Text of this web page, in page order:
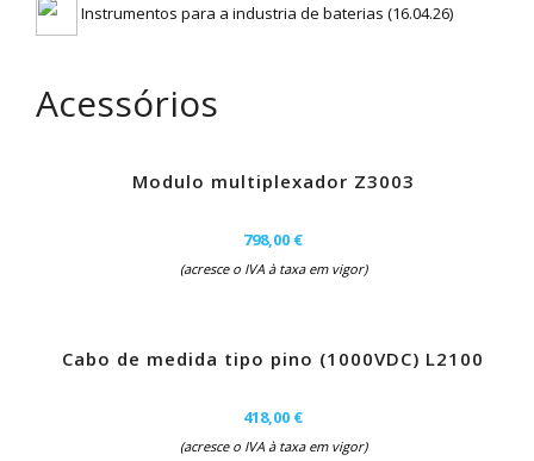
Instrumentos para a industria de baterias (16.04.26)
Acessórios
Modulo multiplexador Z3003
798,00 €
(acresce o IVA à taxa em vigor)
Cabo de medida tipo pino (1000VDC) L2100
418,00 €
(acresce o IVA à taxa em vigor)